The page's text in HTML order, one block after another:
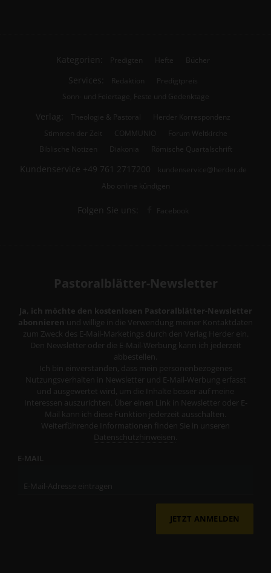
Kategorien: Predigten Hefte Bücher
Services: Redaktion
Predigtpreis
Sonn- und Feiertage, Feste und Gedenktage
Verlag: Theologie & Pastoral
Herder Korrespondenz
Stimmen der Zeit
COMMUNIO
Forum Weltkirche
Biblische Notizen
Diakonia Römische Quartalschrift
Kundenservice +49 761 2717200
kundenservice@herder.de
Abo online kündigen
Folgen Sie uns: Facebook
Pastoralblätter-Newsletter
Ja, ich möchte den kostenlosen Pastoralblätter-Newsletter
abonnieren und willige in die Verwendung meiner Kontaktdaten
zum Zweck des E-Mail-Marketings durch den Verlag Herder ein.
Den Newsletter oder die E-Mail-Werbung kann ich jederzeit
abbestellen.
Ich bin einverstanden, dass mein personenbezogenes
Nutzungsverhalten in Newsletter und E-Mail-Werbung erfasst
und ausgewertet wird, um die Inhalte besser auf meine
Interessen auszurichten. Über einen Link in Newsletter oder E-
Mail kann ich diese Funktion jederzeit ausschalten.
Weiterführende Informationen finden Sie in unseren
Datenschutzhinweisen
E-MAIL
JETZT ANMELDEN